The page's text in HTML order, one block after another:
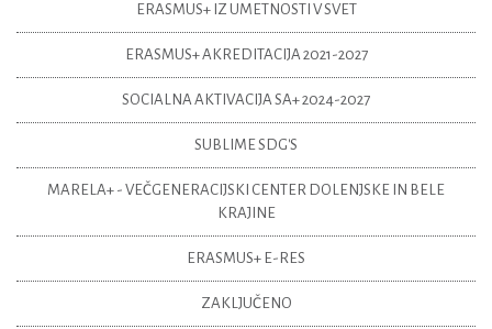
ERASMUS+ IZ UMETNOSTI V SVET
ERASMUS+ AKREDITACIJA 2021-2027
SOCIALNA AKTIVACIJA SA+ 2024-2027
SUBLIME SDG'S
MARELA+ - VEČGENERACIJSKI CENTER DOLENJSKE IN BELE
KRAJINE
ERASMUS+ E-RES
ZAKLJUČENO